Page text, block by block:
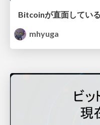
Bitcoinが直面してい
mhyuga